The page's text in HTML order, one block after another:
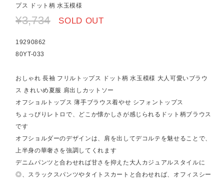
プス ドット柄 水玉模様
¥3,734 SOLD OUT
19290862
80YT-033
おしゃれ 長袖 フリルトップス ドット柄 水玉模様 大人可愛いブラウ
ス きれいめ夏服 肩出しカットソー
オフショルトップス 薄手ブラウス着やせ シフォントップス
ちょっぴりレトロで、どこか懐かしさが感じられるドット柄ブラウス
です
オフショルダーのデザインは、肩を出してデコルテを魅せることで、
上半身の華奢さを強調してくれます
デニムパンツと合わせれば甘さを抑えた大人カジュアルスタイルに
◎、スラックスパンツやタイトスカートと合わせれば、オフィスシー